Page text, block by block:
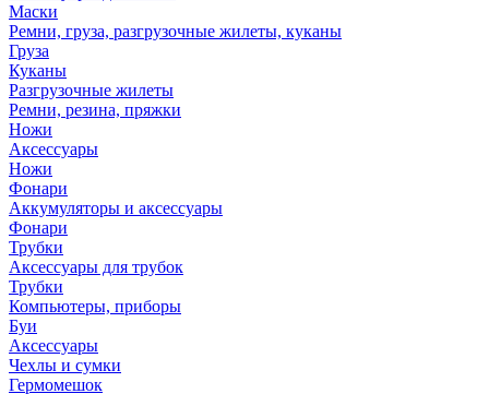
Маски
Ремни, груза, разгрузочные жилеты, куканы
Груза
Куканы
Разгрузочные жилеты
Ремни, резина, пряжки
Ножи
Аксессуары
Ножи
Фонари
Аккумуляторы и аксессуары
Фонари
Трубки
Аксессуары для трубок
Трубки
Компьютеры, приборы
Буи
Аксессуары
Чехлы и сумки
Гермомешок